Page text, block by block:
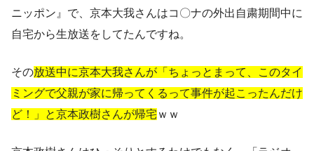
ニッポン』で、京本大我さんはコ〇ナの外出自粛期間中に
自宅から生放送をしてたんですね。
その放送中に京本大我さんが「ちょっとまって、このタイ
ミングで父親が家に帰ってくるって事件が起こったんだけ
ど！」と京本政樹さんが帰宅 ｗｗ